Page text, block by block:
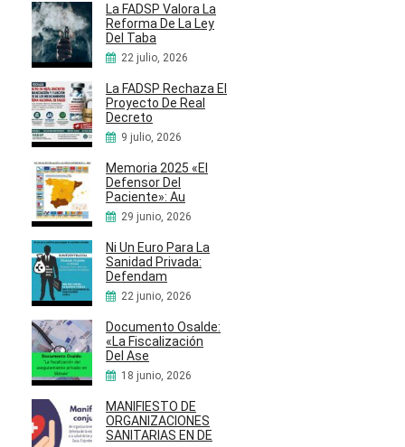
La FADSP Valora La
Reforma De La Ley
Del Taba
22 julio, 2026
La FADSP Rechaza El
Proyecto De Real
Decreto
9 julio, 2026
Memoria 2025 «El
Defensor Del
Paciente»: Au
29 junio, 2026
Ni Un Euro Para La
Sanidad Privada:
Defendam
22 junio, 2026
Documento Osalde:
«La Fiscalización
Del Ase
18 junio, 2026
MANIFIESTO DE
ORGANIZACIONES
SANITARIAS EN DE